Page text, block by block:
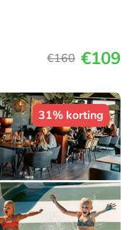
€160 €109
31% korting